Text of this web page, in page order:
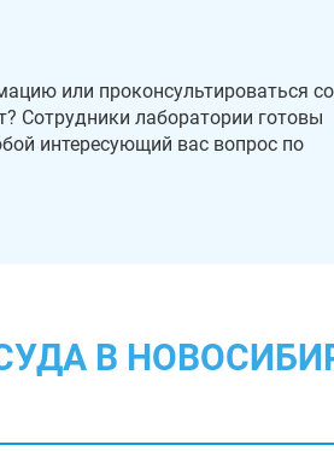
или проконсультироваться со
Сотрудники лаборатории готовы
интересующий вас вопрос по
В